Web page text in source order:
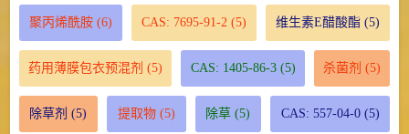
聚丙烯酰胺(6) CAS: 7695-91-2 (5) 维生素E醋酸酯 (5)
药用薄膜包衣预混剂 (5) CAS: 1405-86-3(5) 杀菌剂 (5)
除草剂 (5) 提取物(5) 除草 (5) CAS: 557-04-0(5)